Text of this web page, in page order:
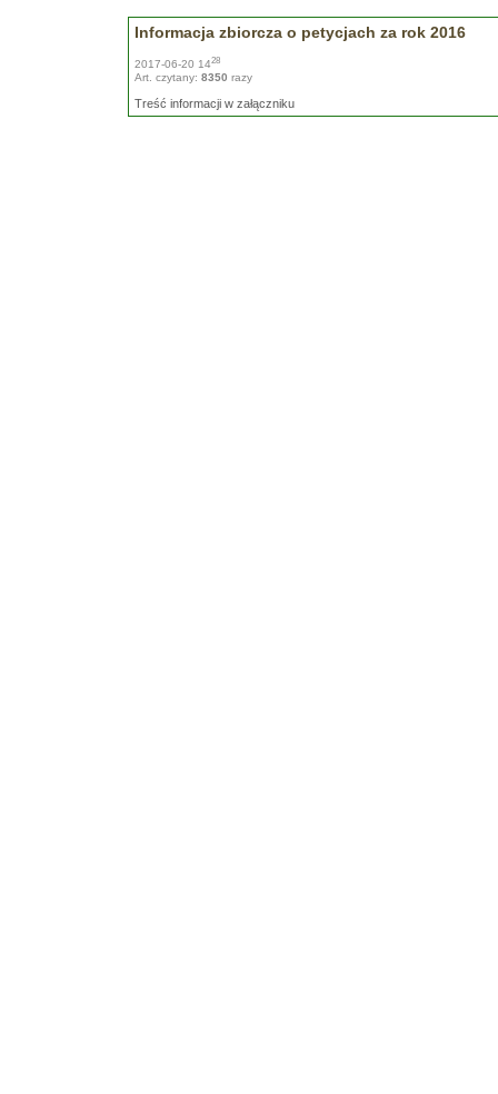
Informacja zbiorcza o petycjach za rok 2016
2017-06-20 1428
Art. czytany: 8350 razy
Treść informacji w załączniku